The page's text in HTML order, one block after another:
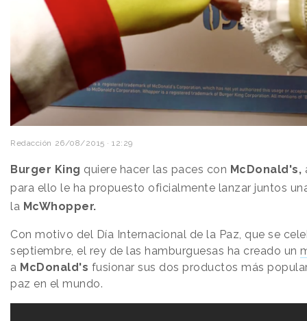
Redacción 26/08/2015 · 12:29
Burger King quiere hacer las paces con McDonald's,
para ello le ha propuesto oficialmente lanzar juntos
la McWhopper.
Con motivo del Día Internacional de la Paz, que se
septiembre, el rey de las hamburguesas ha creado un
a McDonald's fusionar sus dos productos más
paz en el mundo.